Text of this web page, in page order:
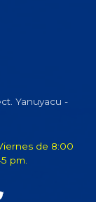
Yanuyacu -
de 8:00
pm.